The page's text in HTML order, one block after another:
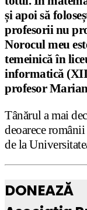
și apoi să
profesorii nu
Norocul meu
temeinică în
informatică
profesor
Tânărul a mai
deoarece
de la
DONEAZĂ